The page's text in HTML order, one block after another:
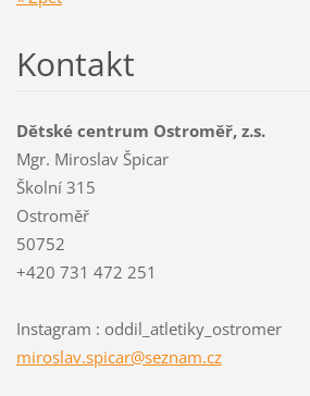
Kontakt
Dětské centrum Ostroměř, z.s.
Mgr. Miroslav Špicar
Školní 315
Ostroměř
50752
+420 731 472 251
Instagram : oddil_atletiky_ostromer
miroslav.spicar@seznam.cz